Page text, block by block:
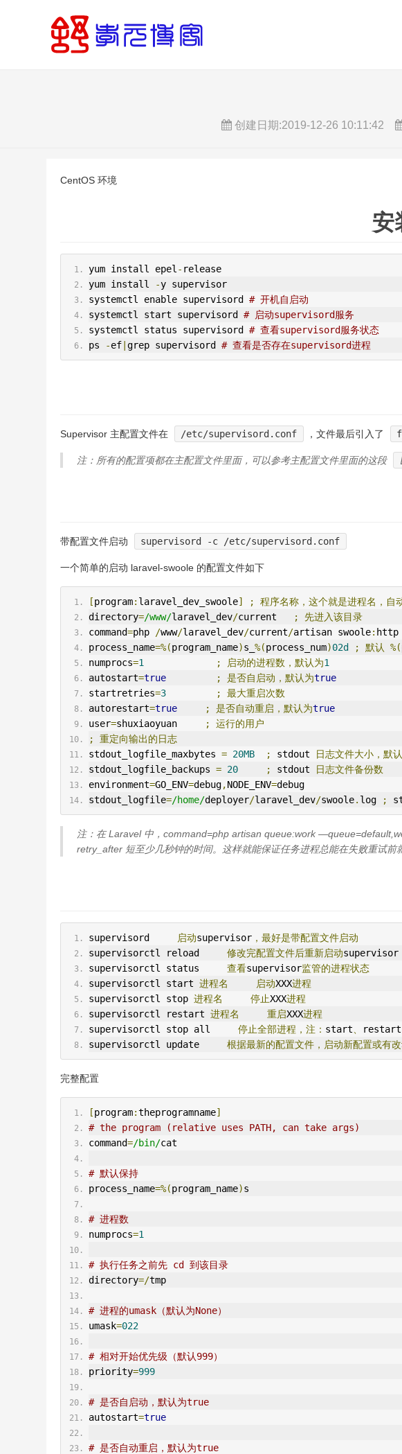
创建日期:2019-12-26 10:11:42
CentOS 环境
安
yum install epel - release
yum install
-y supervisor
systemctl enable supervisord # 开机自启动
systemctl start supervisord # 启动supervisord服务
systemctl status supervisord # 查看supervisord服务状态
ps
-ef| grep supervisord # 查看是否存在supervisord进程
Supervisor 主配置文件在 /etc/supervisord.conf ，文件最后引入了
注：所有的配置项都在主配置文件里面，可以参考主配置文件里面的这段
带配置文件启动 supervisord -c /etc/supervisord.conf
一个简单的启动 laravel-swoole 的配置文件如下
[program: laravel_dev_swoole] ;
程序名称，这个就是进程名，自
directory=/www/laravel_dev/current ;
先进入该目录
command=php /www/laravel_dev/current/artisan swoole:
process_name=%(program_name)s_ %(process_num)02d ; 默认 %(
numprocs=1 ; 启动的进程数，默认为1
autostart=true ; 是否自启动，默认为true
startretries=3 ;
最大重启次数
autorestart=true ; 是否自动重启，默认为true
user=shuxiaoyuan ;
运行的用户
;
重定向输出的日志
stdout_logfile_maxbytes = 20MB ; stdout 日志文件大小，默认
stdout_logfile_backups = 20 ; stdout
日志文件备份数
environment=GO_ENV=debug,NODE_ENV=debug
stdout_logfile=/home/deployer/laravel_dev/swoole. log ;
注：在 Laravel 中，command=php artisan queue:work
retry_after 短至少几秒钟的时间。这样就能保证任务进程总能在失败重试
supervisord 启动supervisor，最好是带配置文件启动
supervisorctl reload 修改完配置文件后重新启动supervisor
supervisorctl status 查看supervisor监管的进程状态
supervisorctl start 进程名 启动XXX进程
supervisorctl stop 进程名 停止XXX进程
supervisorctl restart 进程名 重启XXX进程
supervisorctl stop all 停止全部进程，注： start restart
supervisorctl update 根据最新的配置文件，启动新配置或有
完整配置
[program:theprogramname]
# the program (relative uses PATH, can take args)
command=/bin/cat
# 默认保持
process_name=%(program_name)s
# 进程数
numprocs=1
# 执行任务之前先 cd 到该目录
directory=/tmp
# 进程的umask（默认为None）
umask=022
# 相对开始优先级（默认999）
priority=999
# 是否自启动，默认为true
autostart=true
# 是否自动重启，默认为true